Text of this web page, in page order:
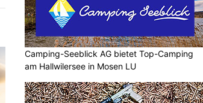
Camping-Seeblick AG bietet Top-Camping
am Hallwilersee in Mosen LU